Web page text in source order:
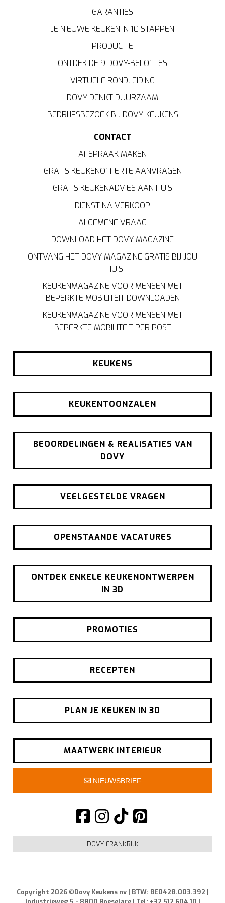
gepersonaliseerdeervaring te bieden zoals
aangegeven in hetcookiebeleid.
GARANTIES
JE NIEUWE KEUKEN IN 10 STAPPEN
PRODUCTIE
ONTDEK DE 9 DOVY-BELOFTES
VIRTUELE RONDLEIDING
DOVY DENKT DUURZAAM
BEDRIJFSBEZOEK BIJ DOVY KEUKENS
CONTACT
AFSPRAAK MAKEN
GRATIS KEUKENOFFERTE AANVRAGEN
GRATIS KEUKENADVIES AAN HUIS
DIENST NA VERKOOP
ALGEMENE VRAAG
DOWNLOAD HET DOVY-MAGAZINE
ONTVANG HET DOVY-MAGAZINE GRATIS BIJ JOU
THUIS
KEUKENMAGAZINE VOOR MENSEN MET
BEPERKTE MOBILITEIT DOWNLOADEN
KEUKENMAGAZINE VOOR MENSEN MET
BEPERKTE MOBILITEIT PER POST
KEUKENS
KEUKENTOONZALEN
BEOORDELINGEN & REALISATIES VAN
DOVY
VEELGESTELDE VRAGEN
OPENSTAANDE VACATURES
ONTDEK ENKELE KEUKENONTWERPEN
IN 3D
PROMOTIES
RECEPTEN
PLAN JE KEUKEN IN 3D
MAATWERK INTERIEUR
NIEUWSBRIEF
DOVY FRANKRIJK
Copyright 2026 ©Dovy Keukens nv | BTW: BE0428.003.392 |